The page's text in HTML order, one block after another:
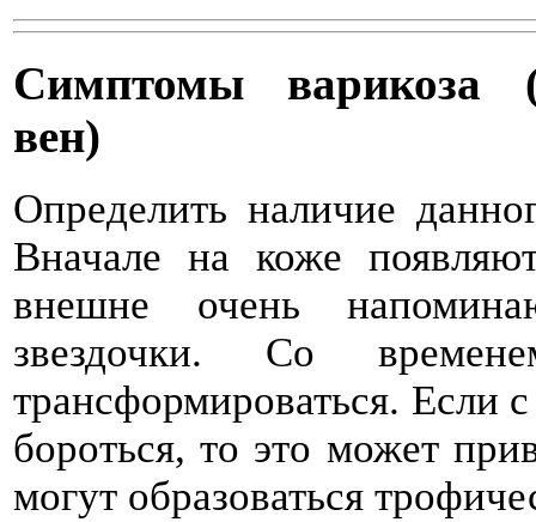
Симптомы варикоза
вен)
Определить наличие
Вначале на коже
внешне очень
звездочки. Со
трансформироваться. Если
бороться, то это может
могут образоваться